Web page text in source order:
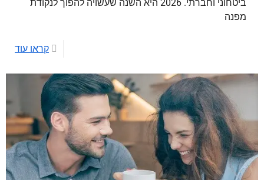
ביטחוני וחברתי. 2026 היא השנה שעשויה להפוך לנקודת
מפנה
קראו עוד